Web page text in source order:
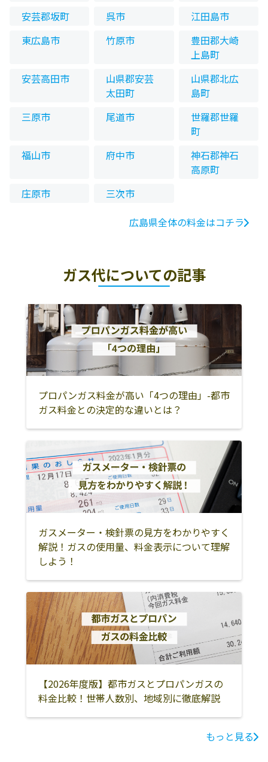
安芸郡坂町
呉市
江田島市
東広島市
竹原市
豊田郡大崎
上島町
安芸高田市
山県郡安芸
太田町
山県郡北広
島町
三原市
尾道市
世羅郡世羅
町
福山市
府中市
神石郡神石
高原町
庄原市
三次市
広島県全体の料金はコチラ
ガス代についての記事
プロパンガス料金が高い「4つの理由」-都市
ガス料金との決定的な違いとは？
ガスメーター・検針票の見方をわかりやすく
解説！ガスの使用量、料金表示について理解
しよう！
【2026年度版】都市ガスとプロパンガスの
料金比較！世帯人数別、地域別に徹底解説
もっと見る